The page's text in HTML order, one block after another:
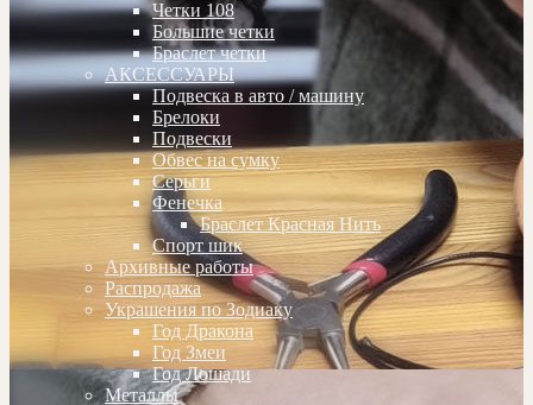
Четки 108
Большие четки
Браслет четки
АКСЕССУАРЫ
Подвеска в авто / машину
Брелоки
Подвески
Обвес на сумку
Серьги
Фенечка
Браслет Красная Нить
Спорт шик
Архивные работы
Распродажа
Украшения по Зодиаку
Год Дракона
Год Змеи
Год Лошади
Металлы